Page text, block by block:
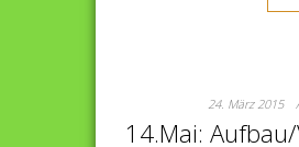
24. März 2015
14.Mai: